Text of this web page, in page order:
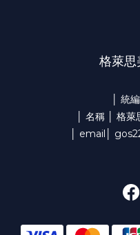
格萊
│ 統
│ 名稱 │ 格
│ email│